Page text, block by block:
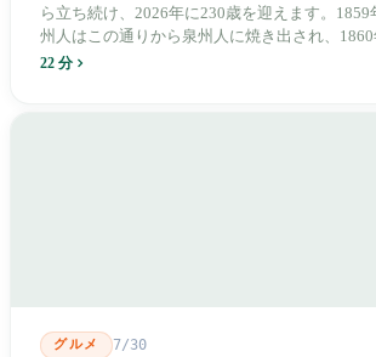
ら立ち続け、2026年に230歳を迎えます。
州人はこの通りから泉州人に焼き出され、1860
清は下樹林に大東路・大南路・大西路・大北路
22 分
グルメ 7/30